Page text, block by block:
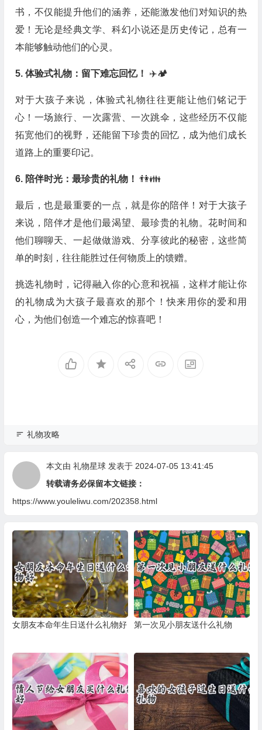
书，不仅能提升他们的涵养，还能激发他们对知识的热
爱！无论是经典文学、科幻小说还是历史传记，总有一
本能够触动他们的心灵。
5. 体验式礼物：留下难忘回忆！ ✈️🏕️
对于大孩子来说，体验式礼物往往更能让他们铭记于
心！一场旅行、一次露营、一次跳伞，这些经历不仅能
拓宽他们的视野，还能留下珍贵的回忆，成为他们成长
道路上的重要印记。
6. 陪伴时光：最珍贵的礼物！ 👫👪
最后，也是最重要的一点，就是你的陪伴！对于大孩子
来说，陪伴才是他们最渴望、最珍贵的礼物。花时间和
他们聊聊天、一起做做游戏、分享彼此的秘密，这些简
单的时刻，往往能胜过任何物质上的馈赠。
挑选礼物时，记得融入你的心意和祝福，这样才能让你
的礼物成为大孩子最喜欢的那个！快来用你的爱和用
心，为他们创造一个难忘的惊喜吧！
礼物攻略
本文由 礼物星球发表于 2024-07-05 13:41:45
转载请务必保留本文链接：
https://www.youleliwu.com/202358.html
女朋友本命年生日送什么礼物好 第一次见小朋友送什么礼物